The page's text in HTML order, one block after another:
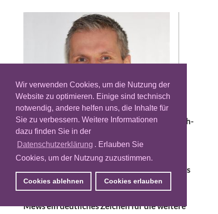
Wir verwenden Cookies, um die Nutzung der
Website zu optimieren. Einige sind technisch
notwendig, andere helfen uns, die Inhalte für
Sie zu verbessern. Weitere Informationen
dazu finden Sie in der
Datenschutzerklärung . Erlauben Sie
Cookies, um der Nutzung zuzustimmen.
Cookies ablehnen Cookies erlauben
Nach sieben Jahren bei der dänischen Adtech-
Plattform Adform verlässt Holger Mews das
Unternehmen und wechselt zum Berliner E-
Commerce-Spezialisten Styla. Wie das
Unternehmen heute bekannt gab, wird Mews
zum neuen Chief Revenue Officer (CRO)
ernannt. Styla will mit der Ernennung von
Mews ein deutliches Zeichen für die weitere